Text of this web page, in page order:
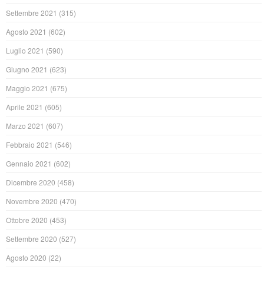
Settembre 2021 (315)
Agosto 2021 (602)
Luglio 2021 (590)
Giugno 2021 (623)
Maggio 2021 (675)
Aprile 2021 (605)
Marzo 2021 (607)
Febbraio 2021 (546)
Gennaio 2021 (602)
Dicembre 2020 (458)
Novembre 2020 (470)
Ottobre 2020 (453)
Settembre 2020 (527)
Agosto 2020 (22)